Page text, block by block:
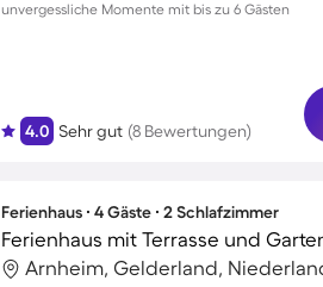
unvergessliche Momente mit bis zu 6 Gästen
4.0 Sehr gut (8 Bewertungen)
Ferienhaus ∙ 4 Gäste ∙ 2 Schlafzimmer
Ferienhaus mit Terrasse und
Arnheim, Gelderland,